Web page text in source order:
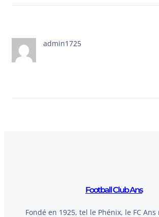
admin1725
Football Club Ans
Fondé en 1925, tel le Phénix, le FC